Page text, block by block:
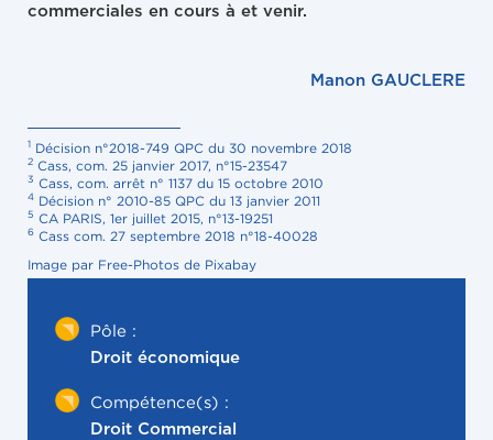
Pôle :
Droit économique
Compétence(s) :
Droit Commercial
commerciales en cours à et venir.
Manon GAUCLERE
1 Décision n°2018-749 QPC du 30 novembre 2018
2 Cass, com. 25 janvier 2017, n°15-23547
3 Cass, com. arrêt n° 1137 du 15 octobre 2010
4 Décision n° 2010-85 QPC du 13 janvier 2011
5 CA PARIS, 1er juillet 2015, n°13-19251
6 Cass com. 27 septembre 2018 n°18-40028
Image par Free-Photos de Pixabay